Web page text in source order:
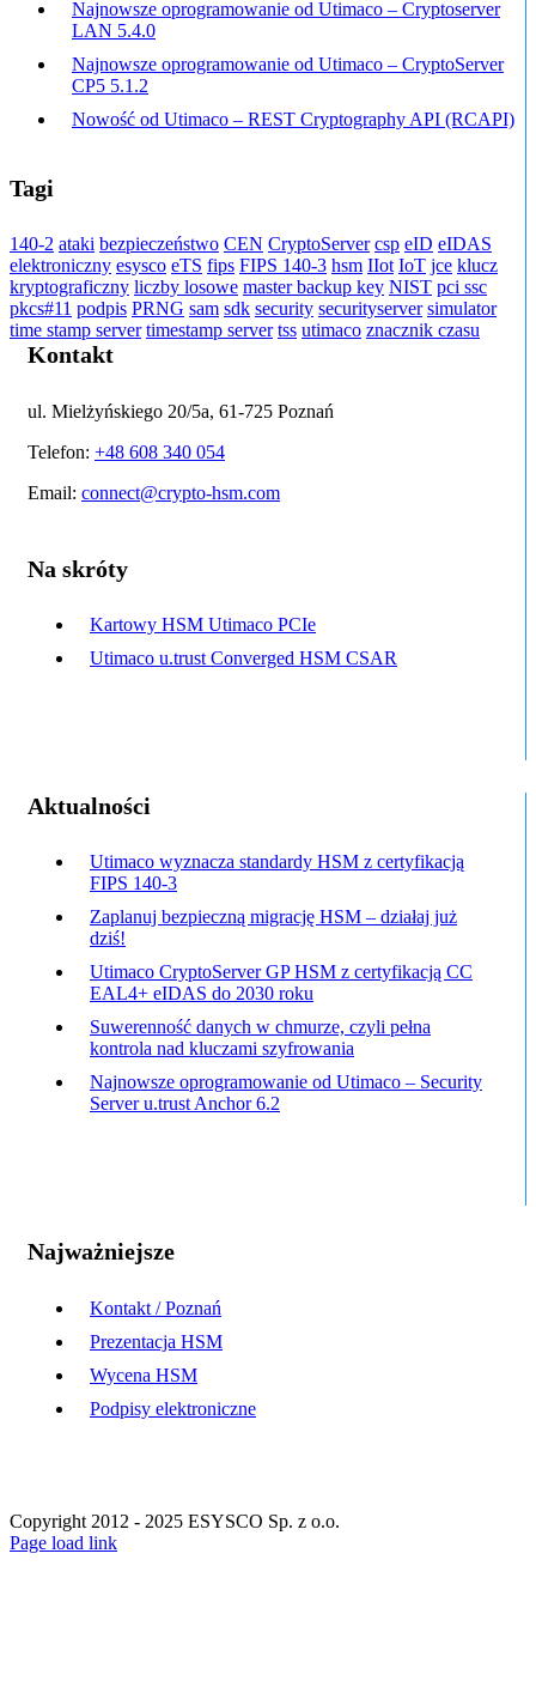
Najnowsze oprogramowanie od Utimaco – Cryptoserver
LAN 5.4.0
Najnowsze oprogramowanie od Utimaco – CryptoServer
CP5 5.1.2
Nowość od Utimaco – REST Cryptography API (RCAPI)
Tagi
140-2 ataki bezpieczeństwo CEN CryptoServer csp eID eIDAS
elektroniczny esysco eTS fips FIPS 140-3 hsm IIot IoT jce klucz
kryptograficzny liczby losowe master backup key NIST pci ssc
pkcs#11 podpis PRNG sam sdk security securityserver simulator
time stamp server timestamp server tss utimaco znacznik czasu
Kontakt
ul. Mielżyńskiego 20/5a, 61-725 Poznań
Telefon: +48 608 340 054
Email: connect@crypto-hsm.com
Na skróty
Kartowy HSM Utimaco PCIe
Utimaco u.trust Converged HSM CSAR
Aktualności
Utimaco wyznacza standardy HSM z certyfikacją
FIPS 140-3
Zaplanuj bezpieczną migrację HSM – działaj już
dziś!
Utimaco CryptoServer GP HSM z certyfikacją CC
EAL4+ eIDAS do 2030 roku
Suwerenność danych w chmurze, czyli pełna
kontrola nad kluczami szyfrowania
Najnowsze oprogramowanie od Utimaco – Security
Server u.trust Anchor 6.2
Najważniejsze
Kontakt / Poznań
Prezentacja HSM
Wycena HSM
Podpisy elektroniczne
Copyright 2012 - 2025 ESYSCO Sp. z o.o.
Facebook
X
Instagram
Pinterest
Page load link